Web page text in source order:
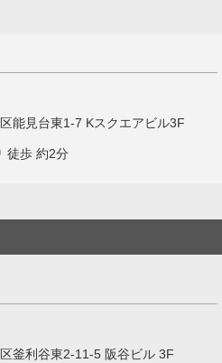
能見台東1-7 Kスクエアビル3F
徒歩 約2分
釜利谷東2-11-5 阪谷ビル 3F